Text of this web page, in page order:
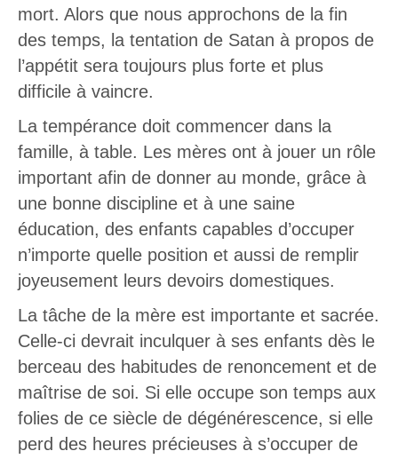
mort. Alors que nous approchons de la fin
des temps, la tentation de Satan à propos de
l’appétit sera toujours plus forte et plus
difficile à vaincre.
La tempérance doit commencer dans la
famille, à table. Les mères ont à jouer un rôle
important afin de donner au monde, grâce à
une bonne discipline et à une saine
éducation, des enfants capables d’occuper
n’importe quelle position et aussi de remplir
joyeusement leurs devoirs domestiques.
La tâche de la mère est importante et sacrée.
Celle-ci devrait inculquer à ses enfants dès le
berceau des habitudes de renoncement et de
maîtrise de soi. Si elle occupe son temps aux
folies de ce siècle de dégénérescence, si elle
perd des heures précieuses à s’occuper de